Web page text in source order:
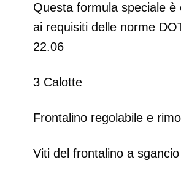
Questa formula speciale è
ai requisiti delle norme
22.06
3 Calotte
Frontalino regolabile e
Viti del frontalino a